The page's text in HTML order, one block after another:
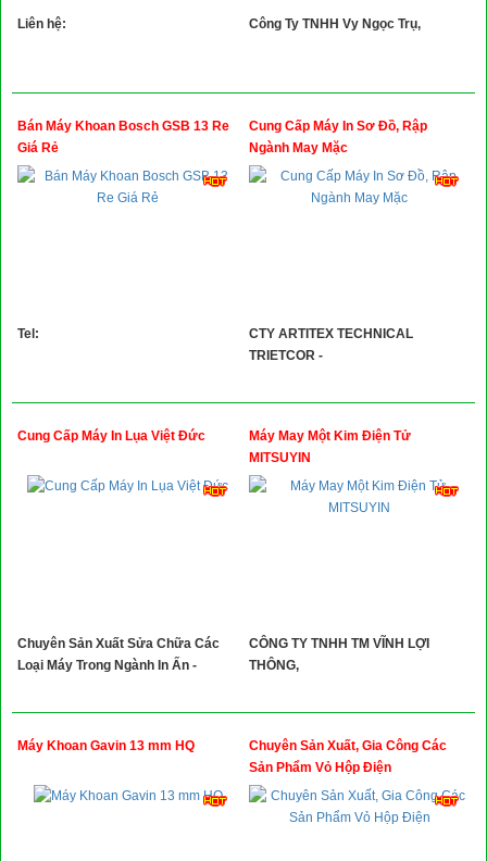
Liên hệ: Công Ty TNHH Vy Ngọc Trụ,
Bán Máy Khoan Bosch GSB 13 Re
Giá Rẻ
Tel:
Cung Cấp Máy In Sơ Đồ, Rập
Ngành May Mặc
CTY ARTITEX TECHNICAL
TRIETCOR -
Cung Cấp Máy In Lụa Việt Đức
Chuyên Sản Xuất Sửa Chữa Các
Loại Máy Trong Ngành In Ấn -
Máy May Một Kim Điện Tử
MITSUYIN
CÔNG TY TNHH TM VĨNH LỢI
THÔNG,
Máy Khoan Gavin 13 mm HQ
Chuyên Sản Xuất, Gia Công Các
Sản Phẩm Vỏ Hộp Điện